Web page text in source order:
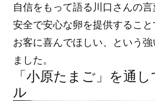
自信をもって語る川口さんの
安全で安心な卵を提供すること
お客に喜んでほしい、という
ました。
「小原たまご」を通
ル